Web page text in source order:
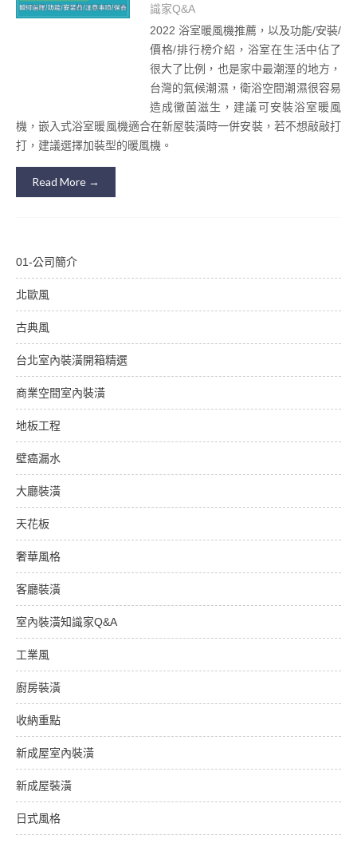
識家Q&A
2022 浴室暖風機推薦，以及功能/安裝/
價格/排行榜介紹，浴室在生活中佔了
很大了比例，也是家中最潮溼的地方，
台灣的氣候潮濕，衛浴空間潮濕很容易
造成黴菌滋生，建議可安裝浴室暖風
機，嵌入式浴室暖風機適合在新屋裝潢時一併安裝，若不想敲敲打
打，建議選擇加裝型的暖風機。
Read More →
01-公司簡介
北歐風
古典風
台北室內裝潢開箱精選
商業空間室內裝潢
地板工程
壁癌漏水
大廳裝潢
天花板
奢華風格
客廳裝潢
室內裝潢知識家Q&A
工業風
廚房裝潢
收納重點
新成屋室內裝潢
新成屋裝潢
日式風格